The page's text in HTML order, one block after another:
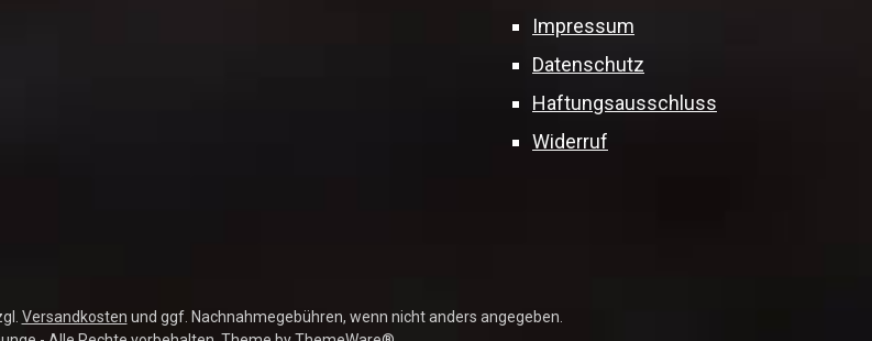
Impressum
Datenschutz
Haftungsausschluss
Widerruf
Versandkosten und ggf. Nachnahmegebühren, wenn nicht anders angegeben.